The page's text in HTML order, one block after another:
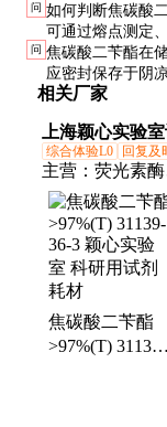
分解产生有害气
问 如何判断焦碳酸
可通过熔点测定
估质量。优质产
问 焦碳酸二苄酯在
应密封保存于阴
体以延长保质期
相关厂家
上海颖心实验
综合体验L0 回复及
主营： 荧光素
脱氧核糖核酸
ABC酶、肝素酶
焦碳酸二苄酯
>97%(T) 31139-